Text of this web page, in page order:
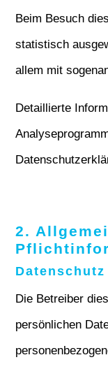
Beim Besuch
statistisch
allem mit
Detaillierte
2.
Datenschutz
Die Betreiber
persönlichen